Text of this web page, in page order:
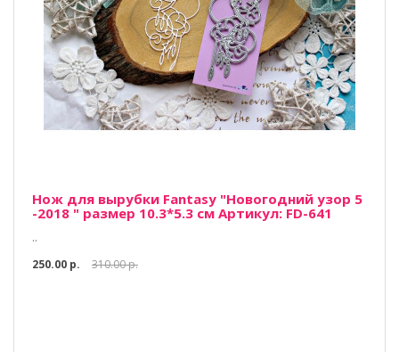
Нож для вырубки Fantasy "Новогодний узор 5
-2018 " размер 10.3*5.3 см Артикул: FD-641
..
250.00 р.
310.00 р.